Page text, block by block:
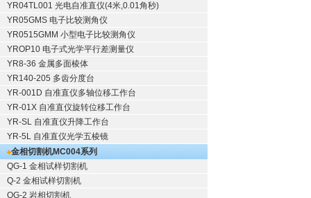
YR04TL001 光电自准直仪(4米,0.01角秒)
YR05GMS 电子比较测角仪
YR0515GMM 小型电子比较测角仪
YROP10 电子式光学平行差测量仪
YR8-36 金属多面棱体
YR140-205 多齿分度台
YR-001D 自准直仪多轴位移工作台
YR-01X 自准直仪旋转位移工作台
YR-SL 自准直仪升降工作台
YR-5L 自准直仪光学五棱镜
金相切割机MC004系列
QG-1 金相试样切割机
Q-2 金相试样切割机
QG-2 岩相切割机